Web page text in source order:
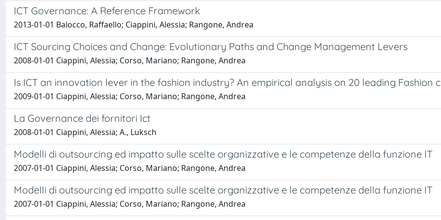
ICT Governance: A Reference Framework
2013-01-01 Balocco, Raffaello; Ciappini, Alessia; Rangone, Andrea
ICT Sourcing Choices and Change: Evolutionary Paths and Change Management Levers
2008-01-01 Ciappini, Alessia; Corso, Mariano; Rangone, Andrea
Is ICT an innovation lever in the fashion industry? An empirical analysis on 20 leading Fashion
2009-01-01 Ciappini, Alessia; Corso, Mariano; Rangone, Andrea
La Governance dei fornitori Ict
2008-01-01 Ciappini, Alessia; A., Luksch
Modelli di outsourcing ed impatto sulle scelte organizzative e le competenze della funzione IT
2007-01-01 Ciappini, Alessia; Corso, Mariano; Rangone, Andrea
Modelli di outsourcing ed impatto sulle scelte organizzative e le competenze della funzione IT
2007-01-01 Ciappini, Alessia; Corso, Mariano; Rangone, Andrea